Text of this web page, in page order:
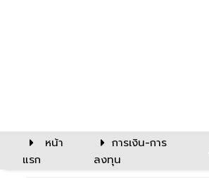
หน้า
แรก
การเงิน-การ
ลงทุน